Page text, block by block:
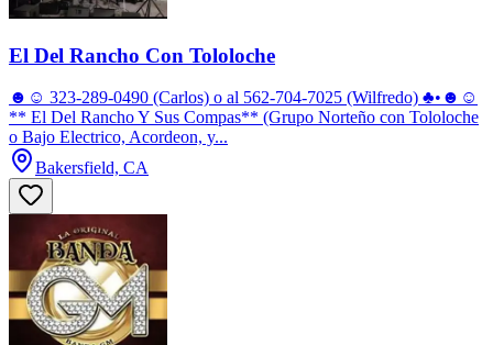
El Del Rancho Con Tololoche
☻☺ 323-289-0490 (Carlos) o al 562-704-7025 (Wilfredo) ♣•☻☺
** El Del Rancho Y Sus Compas** (Grupo Norteño con Tololoche
o Bajo Electrico, Acordeon, y...
Bakersfield, CA